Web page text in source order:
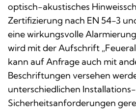
optisch-akustisches
Zertifizierung nach EN 54-3
eine wirkungsvolle
wird mit der Aufschrift
kann auf Anfrage auch mit
Beschriftungen versehen
unterschiedlichen
Sicherheitsanforderungen